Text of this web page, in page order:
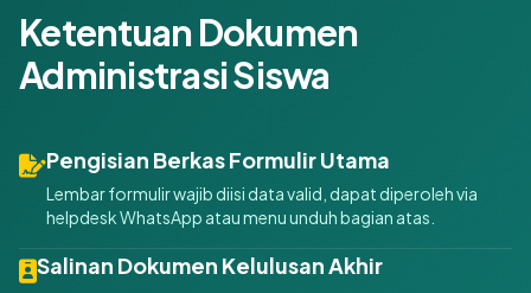
Ketentuan Dokumen
Administrasi Siswa
Pengisian Berkas Formulir Utama
Lembar formulir wajib diisi data valid, dapat diperoleh via
helpdesk WhatsApp atau menu unduh bagian atas.
Salinan Dokumen Kelulusan Akhir